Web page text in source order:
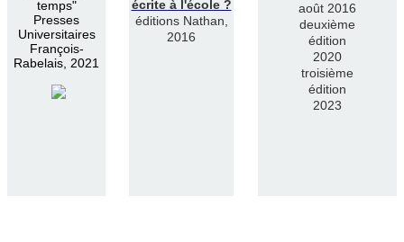
temps"
Presses
Universitaires
François-
Rabelais, 2021
écrite à l'école ?
éditions Nathan,
2016
août 2016
deuxième
édition
2020
troisième
édition
2023